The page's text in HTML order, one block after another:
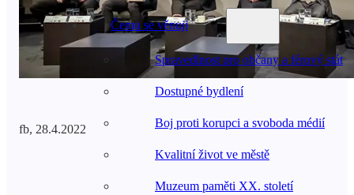
Čemu se věnuji
Spravedlnost pro občany a férový stát
Dostupné bydlení
Boj proti korupci a svoboda médií
Kvalitní život ve městě
Muzeum paměti XX. století
fb, 28.4.2022